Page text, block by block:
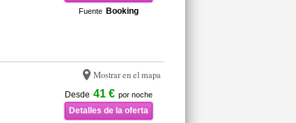
Fuente Booking
Mostrar en el mapa
Desde 41 € por noche
Detalles de la oferta